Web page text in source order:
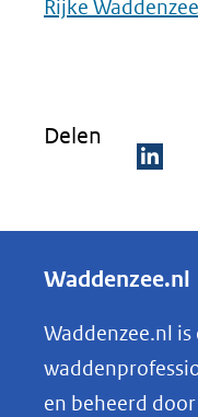
Rijke Waddenzee
Delen
e
e
n
o
p
Waddenzee.nl
Waddenzee.nl
en beheerd